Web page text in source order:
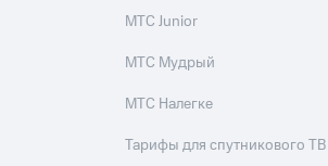
МТС Junior
МТС Мудрый
МТС Налегке
Тарифы для спутникового ТВ